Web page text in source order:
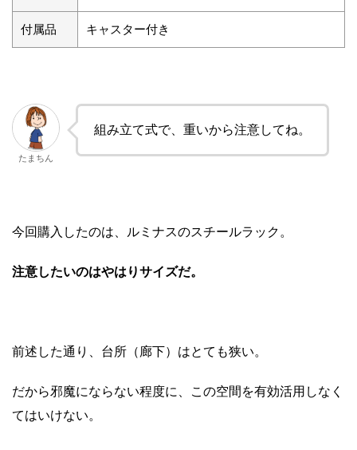
付属品 キャスター付き
たまちん
組み立て式で、重いから注意してね。
今回購入したのは、ルミナスのスチールラック。
注意したいのはやはりサイズだ。
前述した通り、台所（廊下）はとても狭い。
だから邪魔にならない程度に、この空間を有効活用しなく
てはいけない。